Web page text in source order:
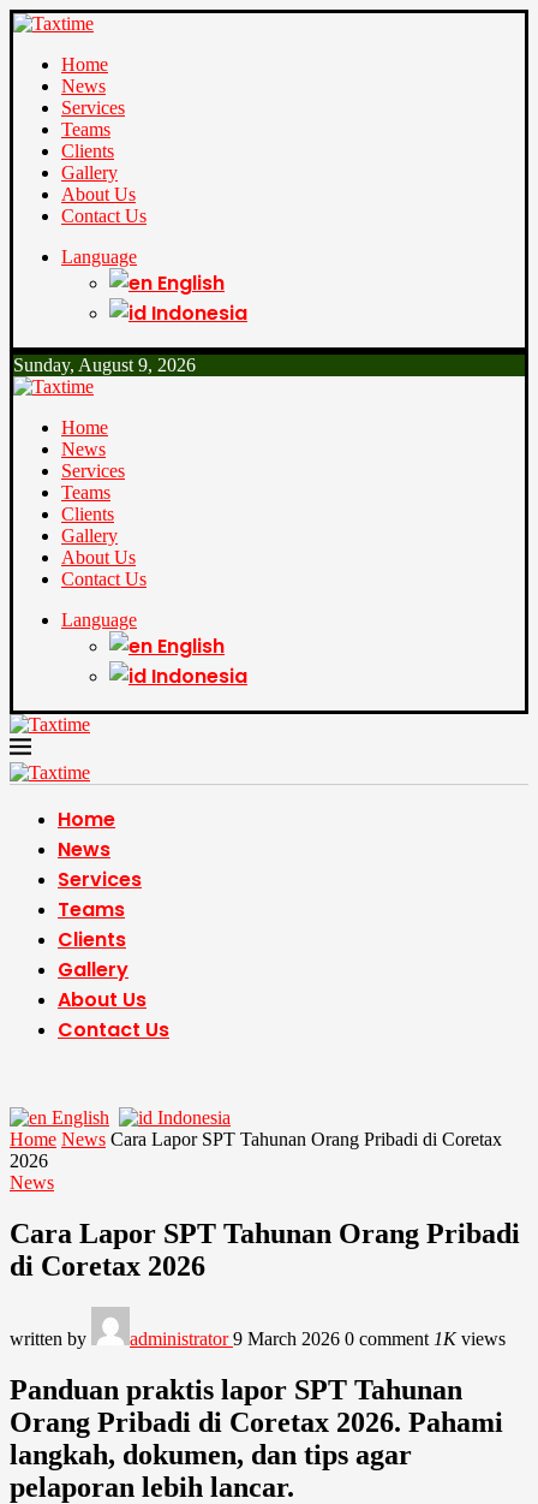
Home
News
Services
Teams
Clients
Gallery
About Us
Contact Us
Language
English
Indonesia
Sunday, August 9, 2026
Home
News
Services
Teams
Clients
Gallery
About Us
Contact Us
Language
English
Indonesia
Home
News
Services
Teams
Clients
Gallery
About Us
Contact Us
English
Indonesia
Home News Cara Lapor SPT Tahunan Orang Pribadi di Coretax
2026
News
Cara Lapor SPT Tahunan Orang Pribadi
di Coretax 2026
written by administrator9 March 2026 0 comment 1Kviews
Panduan praktis lapor SPT Tahunan
Orang Pribadi di Coretax 2026. Pahami
langkah, dokumen, dan tips agar
pelaporan lebih lancar.